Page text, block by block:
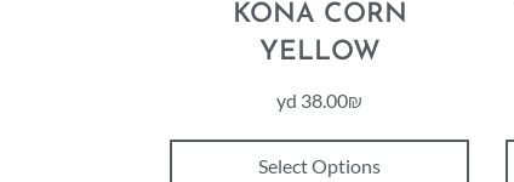
KONA CORN
YELLOW
38.00₪
Select Options